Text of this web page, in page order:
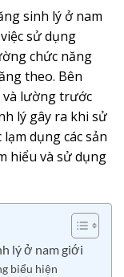
sinh lý ở nam
sử dụng
chức năng
theo. Bên
và lường trước
lý gây ra khi sử
dụng các sản
hiểu và sử dụng
lý ở nam giới
biểu hiện